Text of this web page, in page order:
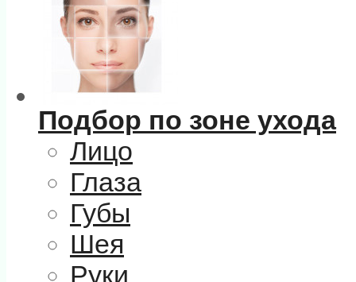
Подбор по зоне ухода
Лицо
Глаза
Губы
Шея
Руки